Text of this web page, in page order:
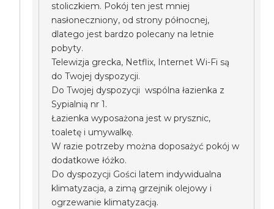
stoliczkiem. Pokój ten jest mniej
nasłoneczniony, od strony północnej,
dlatego jest bardzo polecany na letnie
pobyty.
Telewizja grecka, Netflix, Internet Wi-Fi są
do Twojej dyspozycji.
Do Twojej dyspozycji wspólna łazienka z
Sypialnią nr 1.
Łazienka wyposażona jest w prysznic,
toaletę i umywalkę.
W razie potrzeby można doposażyć pokój w
dodatkowe łóżko.
Do dyspozycji Gości latem indywidualna
klimatyzacja, a zimą grzejnik olejowy i
ogrzewanie klimatyzacją.